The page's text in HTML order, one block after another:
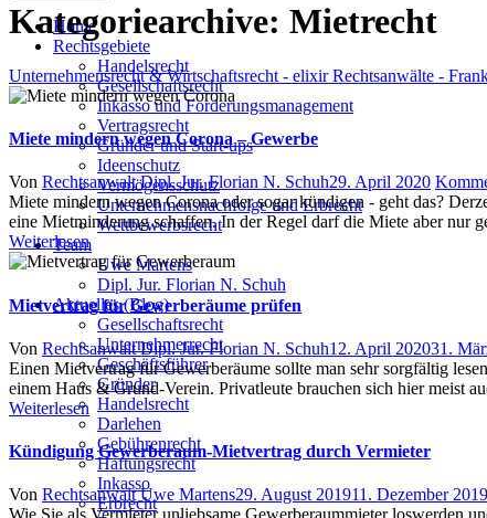
Home
Rechtsgebiete
Handelsrecht
Gesellschaftsrecht
Inkasso und Forderungsmanagement
Vertragsrecht
Gründer und Start-ups
Ideenschutz
Vermögensschutz
Unternehmensnachfolge und Erbrecht
Wettbewerbsrecht
Team
Uwe Martens
Dipl. Jur. Florian N. Schuh
Aktuelles (Blog)
Gesellschaftsrecht
Unternehmerrecht
Geschäftsführer
Gründer
Handelsrecht
Darlehen
Gebührenrecht
Haftungsrecht
Inkasso
Erbrecht
Kategoriearchive: Mietrecht
Unternehmensrecht & Wirtschaftsrecht - elixir Rechtsanwälte -
Miete mindern wegen Corona – Gewerbe
Author
Von Rechtsanwalt Dipl. Jur. Florian N. SchuhPosted
on
29. April 2020
Miete mindern wegen Corona oder sogar kündigen - geht das?
eine Mietminderung schaffen. In der Regel darf die Miete aber nur
Weiterlesen
Mietvertrag für Gewerberäume prüfen
Author
Von Rechtsanwalt Dipl. Jur. Florian N. SchuhPosted
on
12. April 202031.
Einen Mietvertrag für Gewerberäume sollte man sehr sorgfältig
einem Haus & Grund-Verein. Privatleute brauchen sich hier meist
Weiterlesen
Kündigung Gewerberaum-Mietvertrag durch Vermieter
Author
Von Rechtsanwalt Uwe MartensPosted
on
29. August 201911. Dezember 2019